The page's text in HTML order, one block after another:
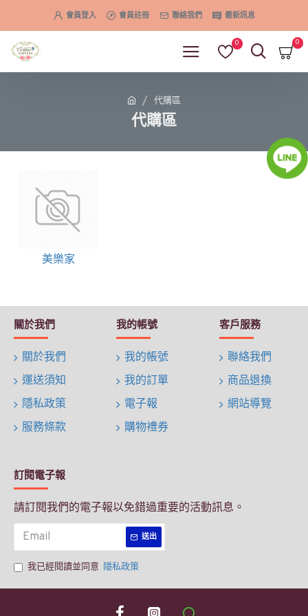
會員登入 會員註冊 聯絡我們 最新訊息
0 0
代購區
代購區
美樂家
關於我們
關於我們
運送須知
隱私政策
服務條款
我的帳號
我的帳號
我的訂單
電子報
購物禮券
客戶服務
聯絡我們
商品退換
網站導覽
訂閱電子報
請訂閱我們的電子報以免錯過重要的活動訊息。
送出
我已經閱讀並同意 隱私政策